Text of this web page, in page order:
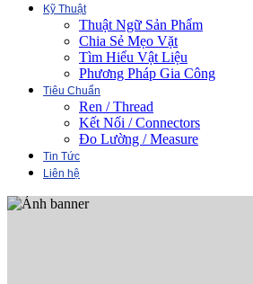
Kỹ Thuật
Thuật Ngữ Sản Phẩm
Chia Sẻ Mẹo Vặt
Tìm Hiểu Vật Liệu
Phương Pháp Gia Công
Tiêu Chuẩn
Ren / Thread
Kết Nối / Connectors
Đo Lường / Measure
Tin Tức
Liên hệ